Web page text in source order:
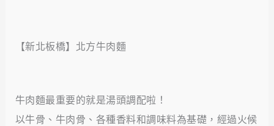
【新北板橋】北方牛肉麵
牛肉麵最重要的就是湯頭調配啦！
以牛骨、牛肉骨、各種香料和調味料為基礎，經過火候